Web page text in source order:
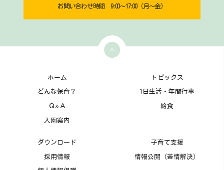
お問い合わせ時間 9:00～17:00（月～金）
ホーム トピックス
どんな保育？ 1日生活・年間行事
Ｑ ＆ Ａ 給食
入園案内
ダウンロード 子育て支援
採用情報 情報公開（苦情解決）